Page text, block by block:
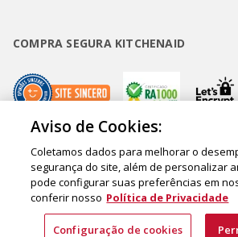
COMPRA SEGURA KITCHENAID
Copyright • BUD Comércio de Eletrodomésticos
62.058.318/0007-76. - Inscrição Municipal/
Rua Olympia Semeraro, 675 - Jardim Santa Emília
Paulo - SP - Brasil
Aviso de Cookies:
Coletamos dados para melhorar o
segurança do site, além de personalizar
pode configurar suas preferências em
conferir nosso Política de Privacidade
Configuração de cookies